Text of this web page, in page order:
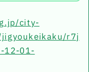
city-
r7j
12-01-